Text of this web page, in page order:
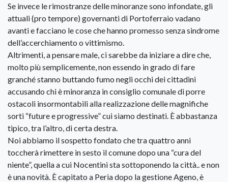
Se invece le rimostranze delle minoranze sono infondate, gli
attuali (pro tempore) governanti di Portoferraio vadano
avanti e facciano le cose che hanno promesso senza sindrome
dell’accerchiamento o vittimismo.
Altrimenti, a pensare male, ci sarebbe da iniziare a dire che,
molto più semplicemente, non essendo in grado di fare
granché stanno buttando fumo negli occhi dei cittadini
accusando chi è minoranza in consiglio comunale di porre
ostacoli insormontabili alla realizzazione delle magnifiche
sorti “future e progressive” cui siamo destinati. È abbastanza
tipico, tra l’altro, di certa destra.
Noi abbiamo il sospetto fondato che tra quattro anni
toccherà rimettere in sesto il comune dopo una “cura del
niente”, quella a cui Nocentini sta sottoponendo la città.. e non
è una novità. È capitato a Peria dopo la gestione Ageno, è